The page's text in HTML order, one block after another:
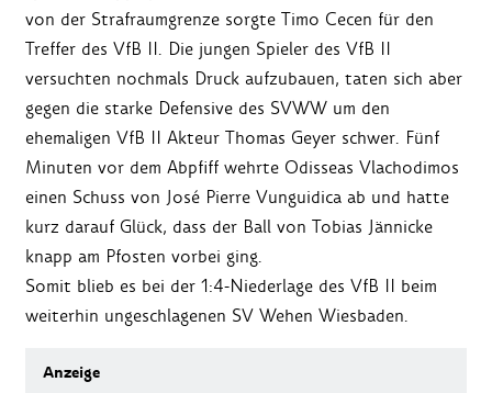
von der Strafraumgrenze sorgte Timo Cecen für den
Treffer des VfB II. Die jungen Spieler des VfB II
versuchten nochmals Druck aufzubauen, taten sich aber
gegen die starke Defensive des SVWW um den
ehemaligen VfB II Akteur Thomas Geyer schwer. Fünf
Minuten vor dem Abpfiff wehrte Odisseas Vlachodimos
einen Schuss von José Pierre Vunguidica ab und hatte
kurz darauf Glück, dass der Ball von Tobias Jännicke
knapp am Pfosten vorbei ging.
Somit blieb es bei der 1:4-Niederlage des VfB II beim
weiterhin ungeschlagenen SV Wehen Wiesbaden.